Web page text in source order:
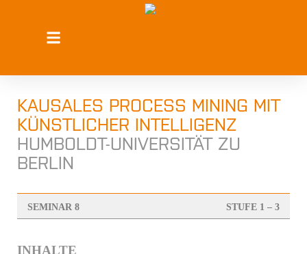
KAUSALES PROCESS MINING MIT
KÜNSTLICHER INTELLIGENZ
HUMBOLDT-UNIVERSITÄT ZU
BERLIN
SEMINAR 8 STUFE 1 – 3
INHALTE